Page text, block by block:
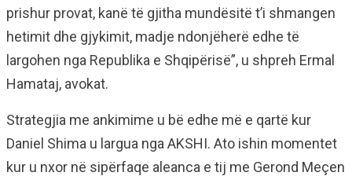
prishur provat, kanë të gjitha mundësitë t’i shmangen
hetimit dhe gjykimit, madje ndonjëherë edhe të
largohen nga Republika e Shqipërisë”, u shpreh Ermal
Hamataj, avokat.
Strategjia me ankimime u bë edhe më e qartë kur
Daniel Shima u largua nga AKSHI. Ato ishin momentet
kur u nxor në sipërfaqe aleanca e tij me Gerond Meçen